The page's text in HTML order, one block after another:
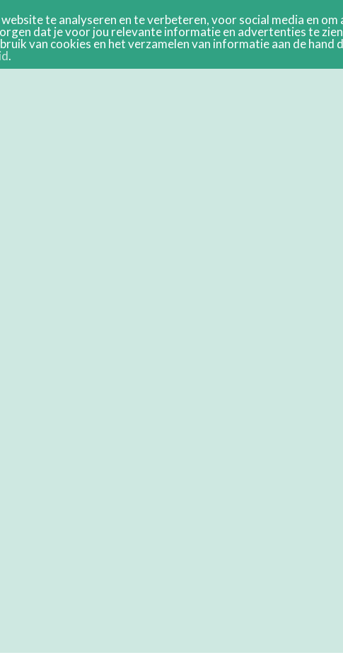
te analyseren en te verbeteren, voor social media en
dat je voor jou relevante informatie en advertenties te
van cookies en het verzamelen van informatie aan de
.